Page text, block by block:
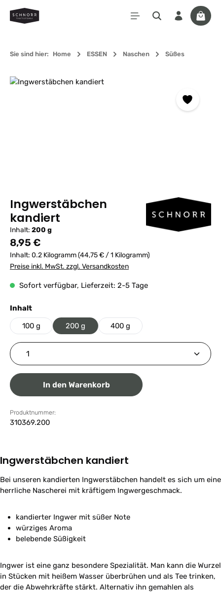
Zum Hauptinhalt springen
Sie sind hier: Home ESSEN Naschen Süßes
Bildergalerie überspringen
Ingwerstäbchen
kandiert
Inhalt: 200 g
Regulärer Preis:
8,95 €
Inhalt: 0.2 Kilogramm(44,75 € / 1 Kilogramm)
Preise inkl. MwSt. zzgl. Versandkosten
Sofort verfügbar, Lieferzeit: 2-5 Tage
Inhaltauswählen
100 g 200 g 400 g
Produkt Anzahl: Gib den gewünschten Wert ein
In den Warenkorb
Produktnummer:
310369.200
Ingwerstäbchen kandiert
Bei unseren kandierten Ingwerstäbchen handelt es sich um eine
herrliche Nascherei mit kräftigem Ingwergeschmack.
kandierter Ingwer mit süßer Note
würziges Aroma
belebende Süßigkeit
Ingwer ist eine ganz besondere Spezialität. Man kann die Wurzel
in Stücken mit heißem Wasser überbrühen und als Tee trinken,
der die Abwehrkräfte stärkt. Alternativ ihn gemahlen als